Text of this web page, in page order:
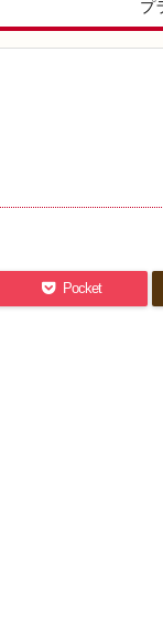
プ
Pocket